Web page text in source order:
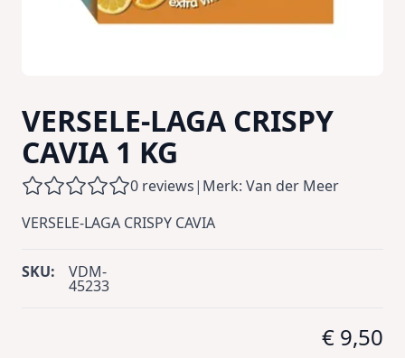
VERSELE-LAGA CRISPY
CAVIA 1 KG
0 reviews| Merk: Van der Meer
VERSELE-LAGA CRISPY CAVIA
SKU: VDM-
45233
€ 9,50